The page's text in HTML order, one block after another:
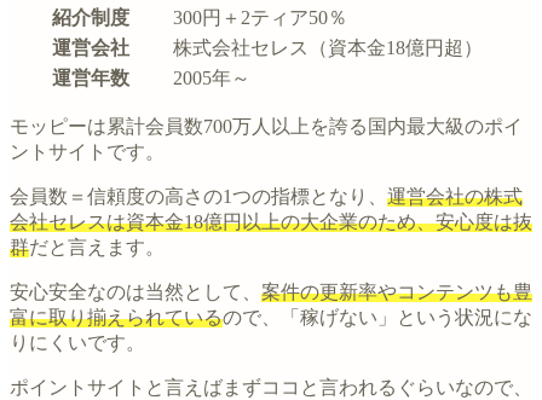
紹介制度
300円＋2ティア50％
運営会社
株式会社セレス（資本金18億円超）
運営年数
2005年～
モッピーは累計会員数700万人以上を誇る国内最大級のポイ
ントサイトです。
会員数＝信頼度の高さの1つの指標となり、 運営会社の株式
会社セレスは資本金18億円以上の大企業のため、安心度は抜
群だと言えます。
安心安全なのは当然として、 案件の更新率やコンテンツも豊
富に取り揃えられているので、「稼げない」という状況にな
りにくいです。
ポイントサイトと言えばまずココと言われるぐらいなので、